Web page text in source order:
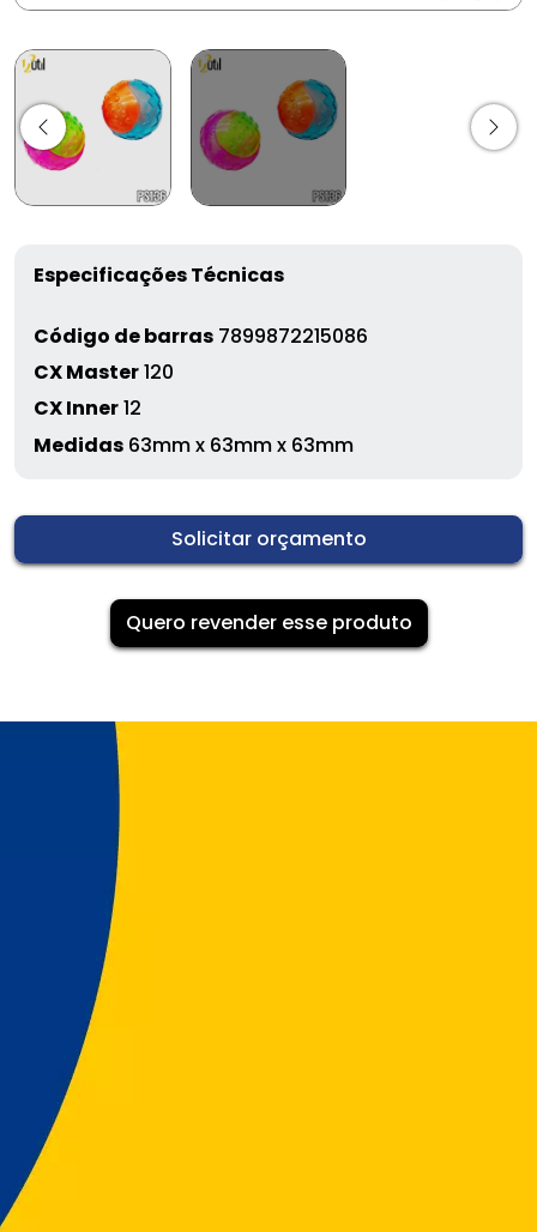
Especificações Técnicas
Código de barras 7899872215086
CX Master120
CX Inner12
Medidas 63mm x 63mm x 63mm
Solicitar orçamento
Quero revender esse produto